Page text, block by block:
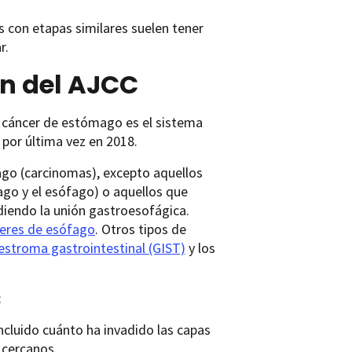
con etapas similares suelen tener
del AJCC
de estómago es el sistema
última vez en 2018.
(carcinomas), excepto aquellos
y el esófago) o aquellos que
la unión gastroesofágica.
de esófago. Otros tipos de
gastrointestinal (GIST) y los
cuánto ha invadido las capas